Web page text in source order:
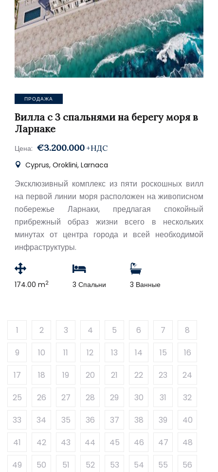
ПРОДАЖА
Вилла с 3 спальнями на берегу моря в
Ларнаке
Цена: €3.200.000 +НДС
Cyprus, Oroklini, Larnaca
Эксклюзивный комплекс из пяти роскошных вилл
на первой линии моря расположен на живописном
побережье Ларнаки, предлагая спокойный
прибрежный образ жизни всего в нескольких
минутах от центра города и всей необходимой
инфраструктуры.
174.00 m2 3 Спальни 3 Ванные
1 2 3 4 5 6 7
8
9
10 11 12 13 14 15
16
17
18 19 20 21 22 23
24
25
26 27 28 29 30 31
32
33
34 35 36 37 38 39
40
41
42 43 44 45 46 47
48
49
50 51 52 53 54 55
56